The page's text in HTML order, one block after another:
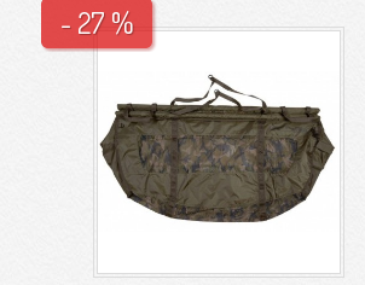
- 27 %